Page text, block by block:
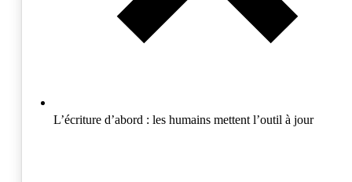
L’écriture d’abord : les humains mettent l’outil à jour